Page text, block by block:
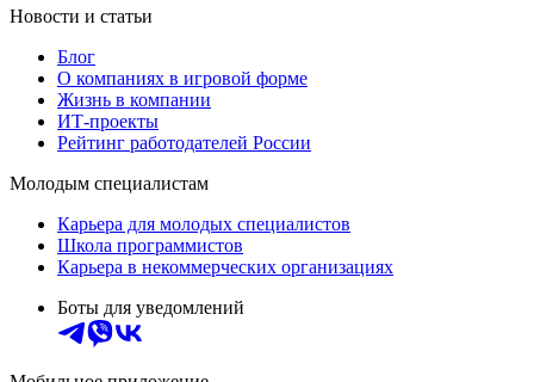
Новости и статьи
Блог
О компаниях в игровой форме
Жизнь в компании
ИТ-проекты
Рейтинг работодателей России
Молодым специалистам
Карьера для молодых специалистов
Школа программистов
Карьера в некоммерческих организациях
Боты для уведомлений